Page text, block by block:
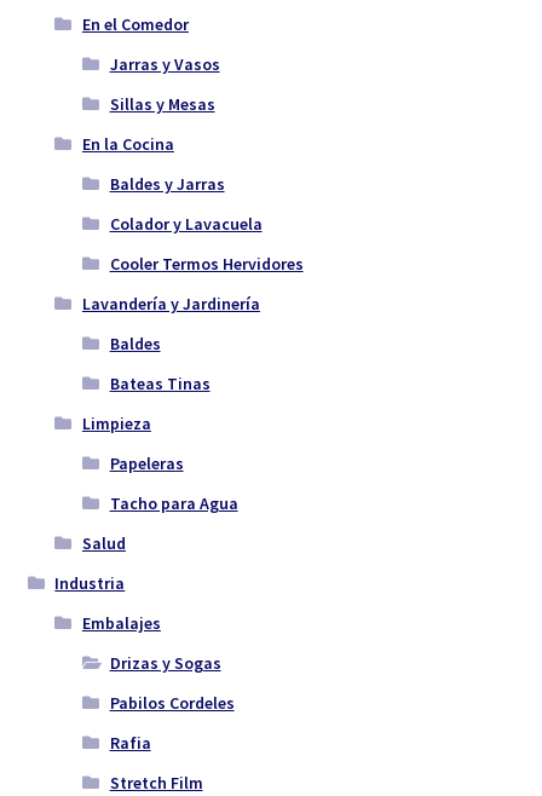
En el Comedor
Jarras y Vasos
Sillas y Mesas
En la Cocina
Baldes y Jarras
Colador y Lavacuela
Cooler Termos Hervidores
Lavandería y Jardinería
Baldes
Bateas Tinas
Limpieza
Papeleras
Tacho para Agua
Salud
Industria
Embalajes
Drizas y Sogas
Pabilos Cordeles
Rafia
Stretch Film